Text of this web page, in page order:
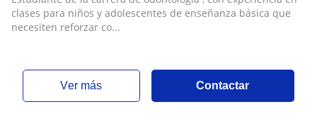
clases para niños y adolescentes de enseñanza básica que
necesiten reforzar co...
ver más Contactar